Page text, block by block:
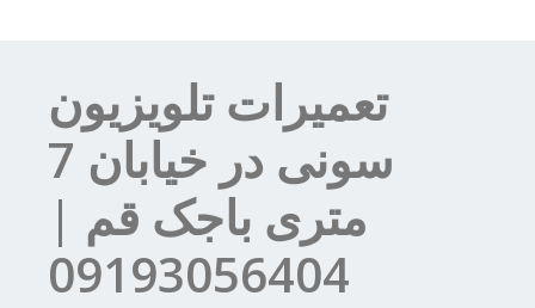
تعمیرات تلویزیون
سونی در خیابان 7
متری باجک قم |
09193056404